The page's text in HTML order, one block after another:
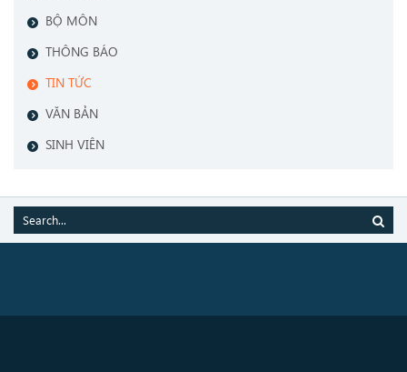
BỘ MÔN
THÔNG BÁO
TIN TỨC
VĂN BẢN
SINH VIÊN